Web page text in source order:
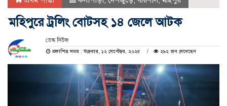
মহিপুরে ট্রলিং বোটসহ ১৪ জেলে আটক
ডেস্ক নিউজ
প্রকাশিত সময় : শুক্রবার, ১২ সেপ্টেম্বর, ২০২৫
২৯২ জন দেখেছেন